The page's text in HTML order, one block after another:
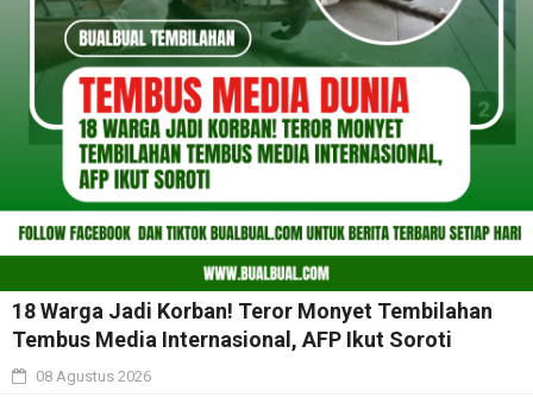
18 Warga Jadi Korban! Teror Monyet Tembilahan
Tembus Media Internasional, AFP Ikut Soroti
08 Agustus 2026